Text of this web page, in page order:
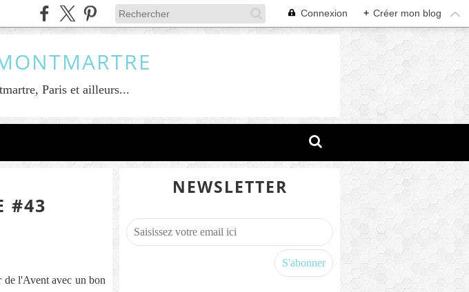
Connexion + Créer mon blog
Paris et ailleurs...
#43
de l'Avent avec un bon
NEWSLETTER